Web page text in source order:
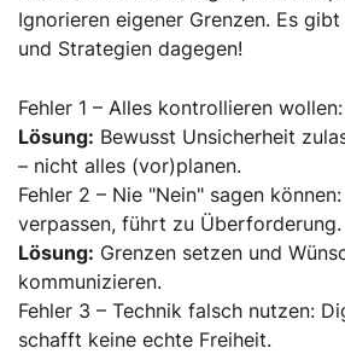
Ignorieren eigener Grenzen. Es
und Strategien dagegen!
Fehler 1 – Alles kontrollieren
Lösung: Bewusst Unsicherheit
– nicht alles (vor)planen.
Fehler 2 – Nie "Nein" sagen
verpassen, führt zu Überforderung.
Lösung: Grenzen setzen und
kommunizieren.
Fehler 3 – Technik falsch nutzen:
schafft keine echte Freiheit.